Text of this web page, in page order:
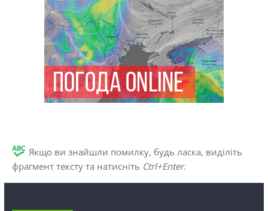
Якщо ви знайшли помилку, будь ласка, виділіть
фрагмент тексту та натисніть Ctrl+Enter.